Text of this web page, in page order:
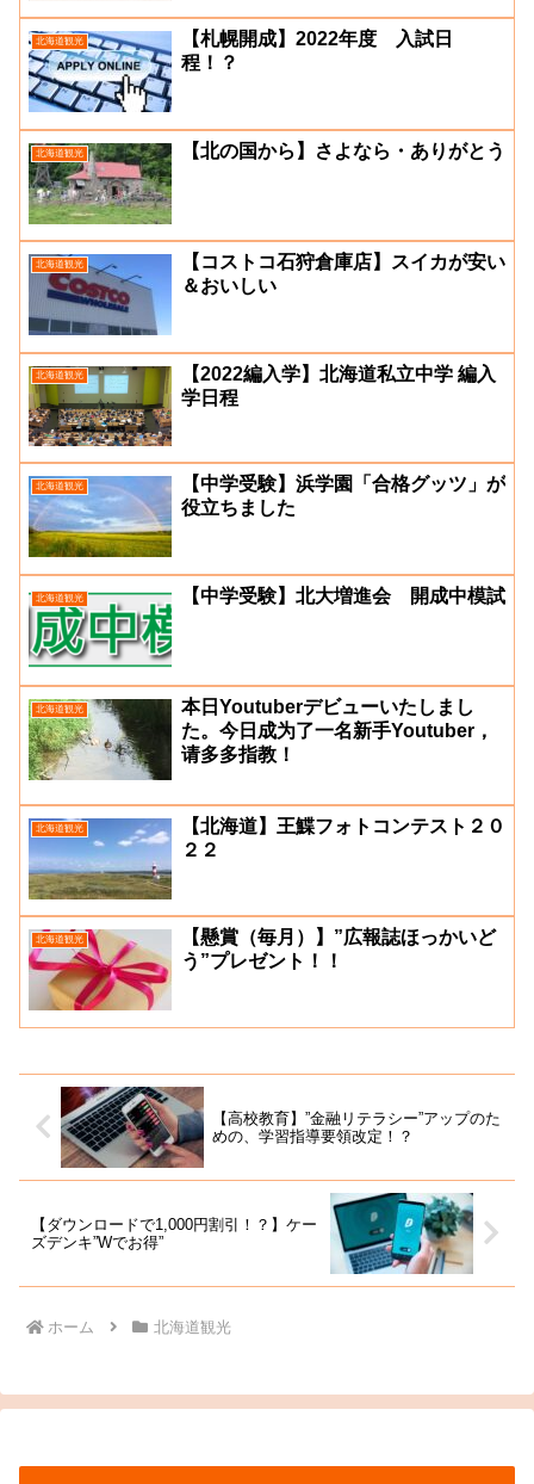
北海道観光
【札幌開成】2022年度 入試日
程！？
北海道観光 【北の国から】さよなら・ありがとう
北海道観光
【コストコ石狩倉庫店】スイカが安い
＆おいしい
北海道観光
【2022編入学】北海道私立中学 編入
学日程
北海道観光
【中学受験】浜学園「合格グッツ」が
役立ちました
北海道観光 【中学受験】北大増進会 開成中模試
北海道観光
本日Youtuberデビューいたしまし
た。今日成为了一名新手Youtuber，
请多多指教！
北海道観光
【北海道】王鰈フォトコンテスト２０
２２
北海道観光
【懸賞（毎月）】”広報誌ほっかいど
う”プレゼント！！
【高校教育】”金融リテラシー”アップのた
めの、学習指導要領改定！？
【ダウンロードで1,000円割引！？】ケー
ズデンキ”Wでお得”
ホーム 北海道観光